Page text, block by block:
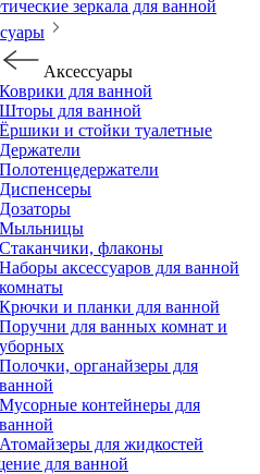
зеркала для ванной
Аксессуары
Коврики для ванной
Шторы для ванной
Ёршики и стойки туалетные
Держатели
Полотенцедержатели
Диспенсеры
Дозаторы
Мыльницы
Стаканчики, флаконы
Наборы аксессуаров для ванной
комнаты
Крючки и планки для ванной
Поручни для ванных комнат и
уборных
Полочки, органайзеры для
ванной
Мусорные контейнеры для
ванной
Атомайзеры для жидкостей
для ванной